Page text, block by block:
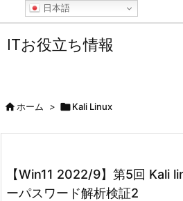
ITお役立ち情報
ホーム > Kali Linux
【Win11 2022/9】第5回 Kali
ーパスワード解析検証2
日本語